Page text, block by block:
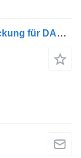
DAF CABINE HOEK RH 1362871 Abdeckung für DAF CF65/75/85 Sattelzugmaschine